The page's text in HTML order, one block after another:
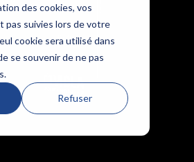
des cookies, vos
pas suivies lors de votre
cookie sera utilisé dans
se souvenir de ne pas
Refuser